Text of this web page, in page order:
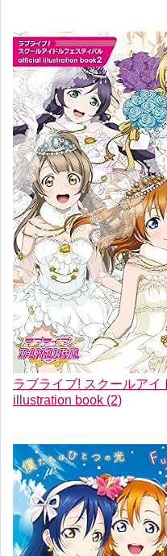
ラブライブ! スクールアイ
illustration book (2)